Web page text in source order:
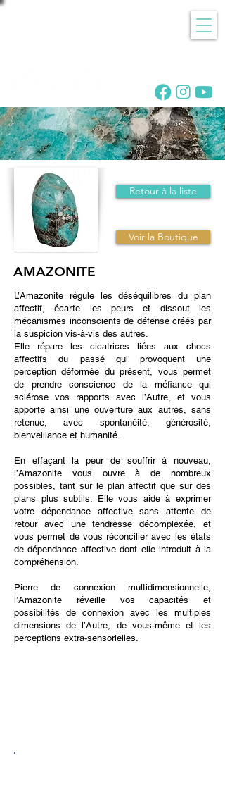
Retour à la liste
L’Amazonite régule les déséquilibres du plan
affectif, écarte les peurs et dissout les
mécanismes inconscients de défense créés par
la suspicion vis-à-vis des autres.
Elle répare les cicatrices liées aux chocs
affectifs du passé qui provoquent une
perception déformée du présent, vous permet
de prendre conscience de la méfiance qui
sclérose vos rapports avec l’Autre, et vous
apporte ainsi une ouverture aux autres, sans
retenue, avec spontanéité, générosité,
bienveillance et humanité.
En effaçant la peur de souffrir à nouveau,
l’Amazonite vous ouvre à de nombreux
possibles, tant sur le plan affectif que sur des
plans plus subtils. Elle vous aide à exprimer
votre dépendance affective sans attente de
retour avec une tendresse décomplexée, et
vous permet de vous réconcilier avec les états
de dépendance affective dont elle introduit à la
compréhension.
Pierre de connexion multidimensionnelle,
l’Amazonite réveille vos capacités et
possibilités de connexion avec les multiples
dimensions de l’Autre, de vous-même et les
perceptions extra-sensorielles.
AMAZONITE
Voir la Boutique